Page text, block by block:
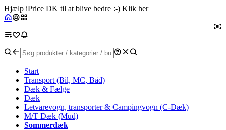
Hjælp iPrice DK til at blive bedre :-) Klik her
Start
Transport (Bil, MC, Båd)
Dæk & Fælge
Dæk
Letvarevogn, transporter & Campingvogn (C-Dæk)
M/T Dæk (Mud)
Sommerdæk